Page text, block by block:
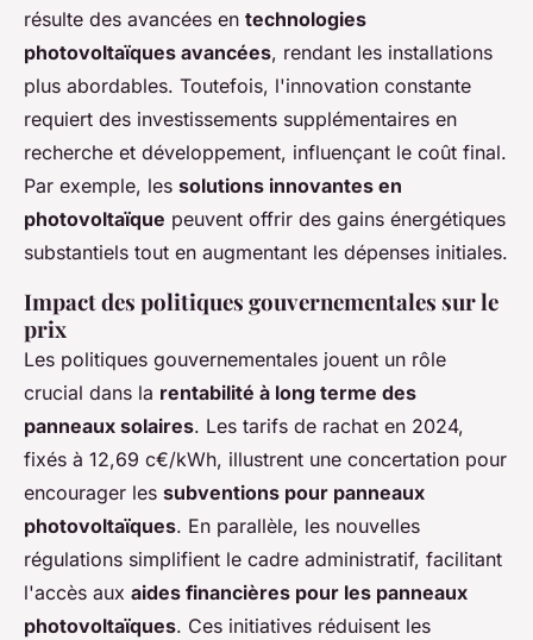
résulte des avancées en technologies
photovoltaïques avancées, rendant les installations
plus abordables. Toutefois, l'innovation constante
requiert des investissements supplémentaires en
recherche et développement, influençant le coût final.
Par exemple, les solutions innovantes en
photovoltaïque peuvent offrir des gains énergétiques
substantiels tout en augmentant les dépenses initiales.
Impact des politiques gouvernementales sur le
prix
Les politiques gouvernementales jouent un rôle
crucial dans la rentabilité à long terme des
panneaux solaires. Les tarifs de rachat en 2024,
fixés à 12,69 c€/kWh, illustrent une concertation pour
encourager les subventions pour panneaux
photovoltaïques. En parallèle, les nouvelles
régulations simplifient le cadre administratif, facilitant
l'accès aux aides financières pour les panneaux
photovoltaïques. Ces initiatives réduisent les